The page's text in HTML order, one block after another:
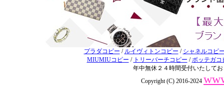
プラダコピー / ルイヴィトンコピー / シャネルコピ
MIUMIUコピー / トリーバーチコピー /ボッテガコ
年中無休２４時間受付いたして
Copyright (C) 2016-2024